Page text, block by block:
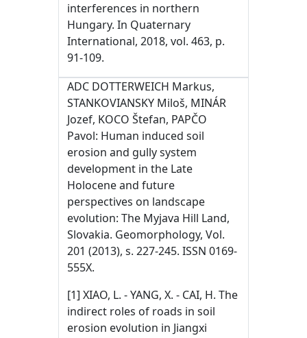
interferences in northern
Hungary. In Quaternary
International, 2018, vol. 463, p.
91-109.
ADC DOTTERWEICH Markus,
STANKOVIANSKY Miloš, MINÁR
Jozef, KOCO Štefan, PAPČO
Pavol: Human induced soil
erosion and gully system
development in the Late
Holocene and future
perspectives on landscape
evolution: The Myjava Hill Land,
Slovakia. Geomorphology, Vol.
201 (2013), s. 227-245. ISSN 0169-
555X.
[1] XIAO, L. - YANG, X. - CAI, H. The
indirect roles of roads in soil
erosion evolution in Jiangxi